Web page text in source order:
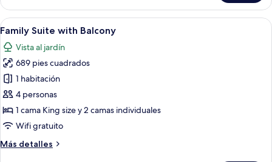
Room
with
Balcony
Abrir
todas
las
fotos
de
Family
Suite
with
Balcony
Una habitación de hotel moderna
13
Family Suite with Balcony
Vista al jardín
689 pies cuadrados
1 habitación
4 personas
1 cama King size y 2 camas individuales
Wifi gratuito
Más detalles
Más